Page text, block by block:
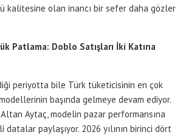
kalitesine olan inancı bir sefer daha gözler
Patlama: Doblo Satışları İki Katına
periyotta bile Türk tüketicisinin en çok
başında gelmeye devam ediyor.
Aytaç, modelin pazar performansına
paylaşıyor. 2026 yılının birinci dört